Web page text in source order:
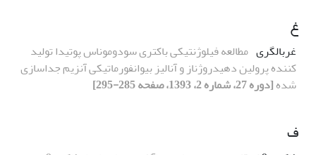
غ
غربالگری مطالعه فیلوژنتیکی باکتری سودوموناس پوتیدا تولید
کننده پرولین دهیدروژناز و آنالیز بیوانفورماتیکی آنزیم جداسازی
شده[دوره 27، شماره 2، 1393، صفحه 285-295]
ف